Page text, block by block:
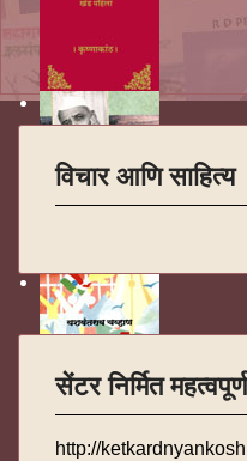
विचार आणि साहित्य
सेंटर निर्मित
http://